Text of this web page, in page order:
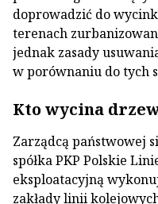
doprowadzić do
terenach
jednak zasady
w porównaniu do tych
Kto wycina
Zarządcą państwowej
spółka PKP Polskie
eksploatacyjną
zakłady linii